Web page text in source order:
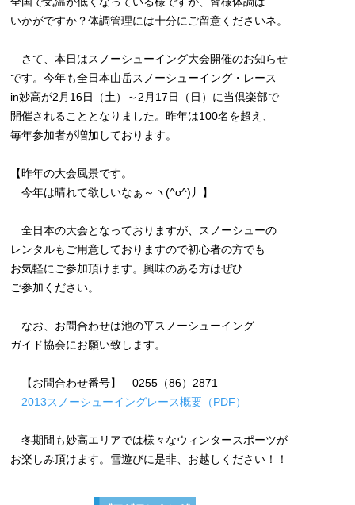
いかがですか？体調管理には十分にご留意くださいネ。
さて、本日はスノーシューイング大会開催のお知らせ
です。今年も全日本山岳スノーシューイング・レース
in妙高が2月16日（土）～2月17日（日）に当倶楽部で
開催されることとなりました。昨年は100名を超え、
毎年参加者が増加しております。
【昨年の大会風景です。
今年は晴れて欲しいなぁ～ヽ(^o^)丿】
全日本の大会となっておりますが、スノーシューの
レンタルもご用意しておりますので初心者の方でも
お気軽にご参加頂けます。興味のある方はぜひ
ご参加ください。
なお、お問合わせは池の平スノーシューイング
ガイド協会にお願い致します。
【お問合わせ番号】 0255（86）2871
2013スノーシューイングレース概要（PDF）
冬期間も妙高エリアでは様々なウィンタースポーツが
お楽しみ頂けます。雪遊びに是非、お越しください！！